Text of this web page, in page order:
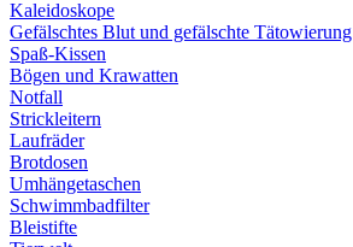
Kaleidoskope
Gefälschtes Blut und gefälschte Tätowierung
Spaß-Kissen
Bögen und Krawatten
Notfall
Strickleitern
Laufräder
Brotdosen
Umhängetaschen
Schwimmbadfilter
Bleistifte